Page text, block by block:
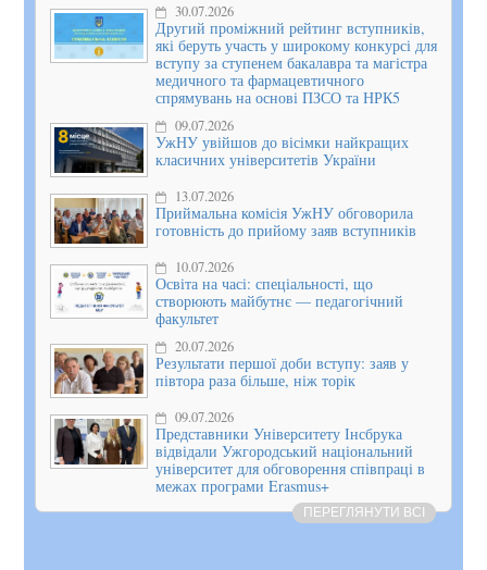
30.07.2026
Другий проміжний рейтинг вступників,
які беруть участь у широкому конкурсі для
вступу за ступенем бакалавра та магістра
медичного та фармацевтичного
спрямувань на основі ПЗСО та НРК5
09.07.2026
УжНУ увійшов до вісімки найкращих
класичних університетів України
13.07.2026
Приймальна комісія УжНУ обговорила
готовність до прийому заяв вступників
10.07.2026
Освіта на часі: спеціальності, що
створюють майбутнє — педагогічний
факультет
20.07.2026
Результати першої доби вступу: заяв у
півтора раза більше, ніж торік
09.07.2026
Представники Університету Інсбрука
відвідали Ужгородський національний
університет для обговорення співпраці в
межах програми Erasmus+
ПЕРЕГЛЯНУТИ ВСІ